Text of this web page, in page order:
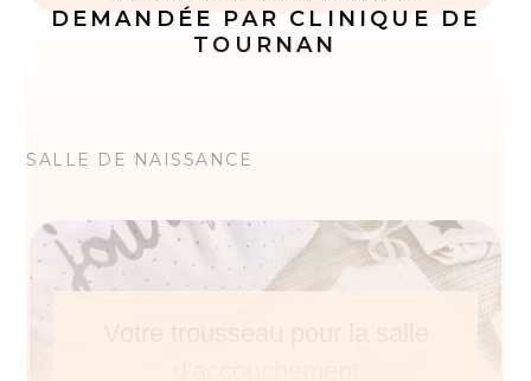
DEMANDÉE PAR CLINIQUE DE
TOURNAN
SALLE DE NAISSANCE